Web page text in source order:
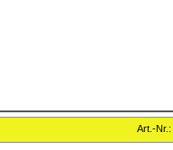
Art.-Nr.: